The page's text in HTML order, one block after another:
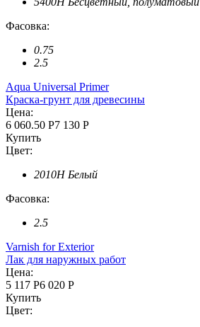
Фасовка:
0.75
2.5
Aqua Universal Primer
Краска-грунт для древесины
Цена:
6 060.50 Р7 130 Р
Купить
Цвет:
2010H Белый
Фасовка:
2.5
Varnish for Exterior
Лак для наружных работ
Цена:
5 117 Р6 020 Р
Купить
Цвет: